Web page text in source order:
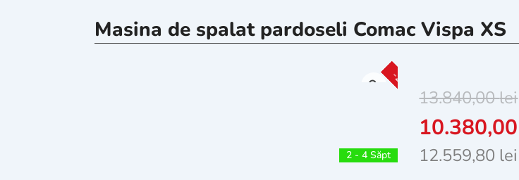
Masina de spalat pardoseli Comac Vispa XS
13.840,00lei
10.380,00
12.559,80 lei
2 - 4 Săpt
-25%